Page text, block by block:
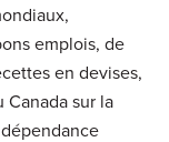
emplois, de
en devises,
Canada sur la